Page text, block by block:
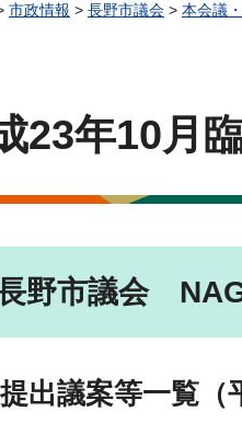
市政情報 > 長野市議会 > 本会議
23年10月
野市議会
提出議案等一覧（